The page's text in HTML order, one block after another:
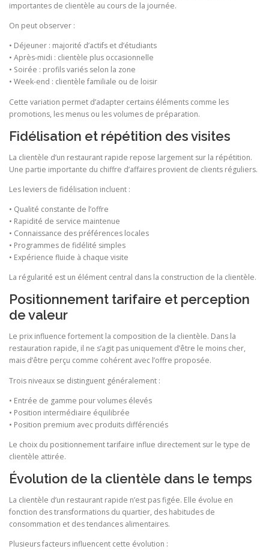
importantes de clientèle au cours de la journée.
On peut observer :
• Déjeuner : majorité d’actifs et d’étudiants
• Après-midi : clientèle plus occasionnelle
• Soirée : profils variés selon la zone
• Week-end : clientèle familiale ou de loisir
Cette variation permet d’adapter certains éléments comme les
promotions, les menus ou les volumes de préparation.
Fidélisation et répétition des visites
La clientèle d’un restaurant rapide repose largement sur la répétition.
Une partie importante du chiffre d’affaires provient de clients réguliers.
Les leviers de fidélisation incluent :
• Qualité constante de l’offre
• Rapidité de service maintenue
• Connaissance des préférences locales
• Programmes de fidélité simples
• Expérience fluide à chaque visite
La régularité est un élément central dans la construction de la clientèle.
Positionnement tarifaire et perception
de valeur
Le prix influence fortement la composition de la clientèle. Dans la
restauration rapide, il ne s’agit pas uniquement d’être le moins cher,
mais d’être perçu comme cohérent avec l’offre proposée.
Trois niveaux se distinguent généralement :
• Entrée de gamme pour volumes élevés
• Position intermédiaire équilibrée
• Position premium avec produits différenciés
Le choix du positionnement tarifaire influe directement sur le type de
clientèle attirée.
Évolution de la clientèle dans le temps
La clientèle d’un restaurant rapide n’est pas figée. Elle évolue en
fonction des transformations du quartier, des habitudes de
consommation et des tendances alimentaires.
Plusieurs facteurs influencent cette évolution :